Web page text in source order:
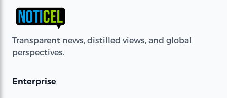
Transparent news, distilled views, and global
perspectives.
Enterprise